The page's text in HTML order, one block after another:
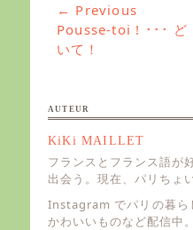
投
稿
ナ
ゲ
シ
ョ
ン
← Previous
Previous
post:
Pousse-toi ! ･･･ ど
いて！
AUTEUR
KiKi MAILLET
フランスとフランス語が
出会う。現在、パリちょ
Instagram でパリの暮ら
かわいいものなど配信中。